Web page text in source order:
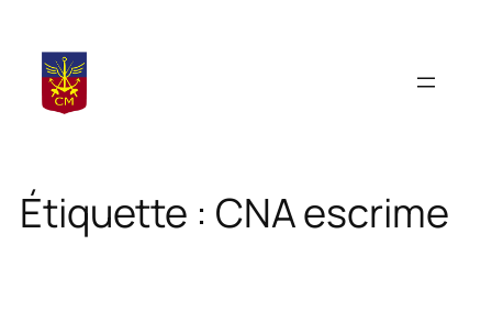
contenu
Étiquette : CNA escrime